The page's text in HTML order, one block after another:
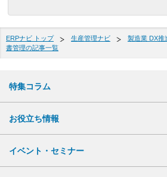
ERPナビ トップ 生産管理ナビ 製造業 DX推
書管理の記事一覧
特集コラム
お役立ち情報
イベント・セミナー